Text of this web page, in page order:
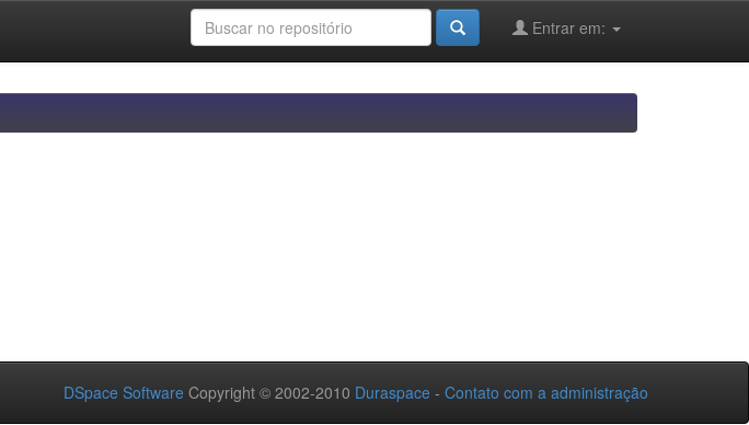
Entrar em:
DSpace Software Copyright © 2002-2010 Duraspace - Contato com a administração